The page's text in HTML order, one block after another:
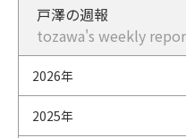
戸澤の週報
tozawa's weekly
2026年
2025年